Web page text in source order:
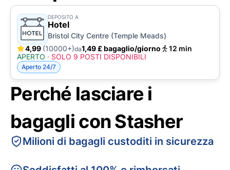
DEPOSITO A
Hotel
Bristol City Centre (Temple Meads)
4,99 (10000+)da1,49 £ bagaglio/giorno
12 min
APERTO · SOLO 9 POSTI DISPONIBILI
Aperto 24/7
Perché lasciare i
bagagli con Stasher
Milioni di bagagli custoditi in sicurezza